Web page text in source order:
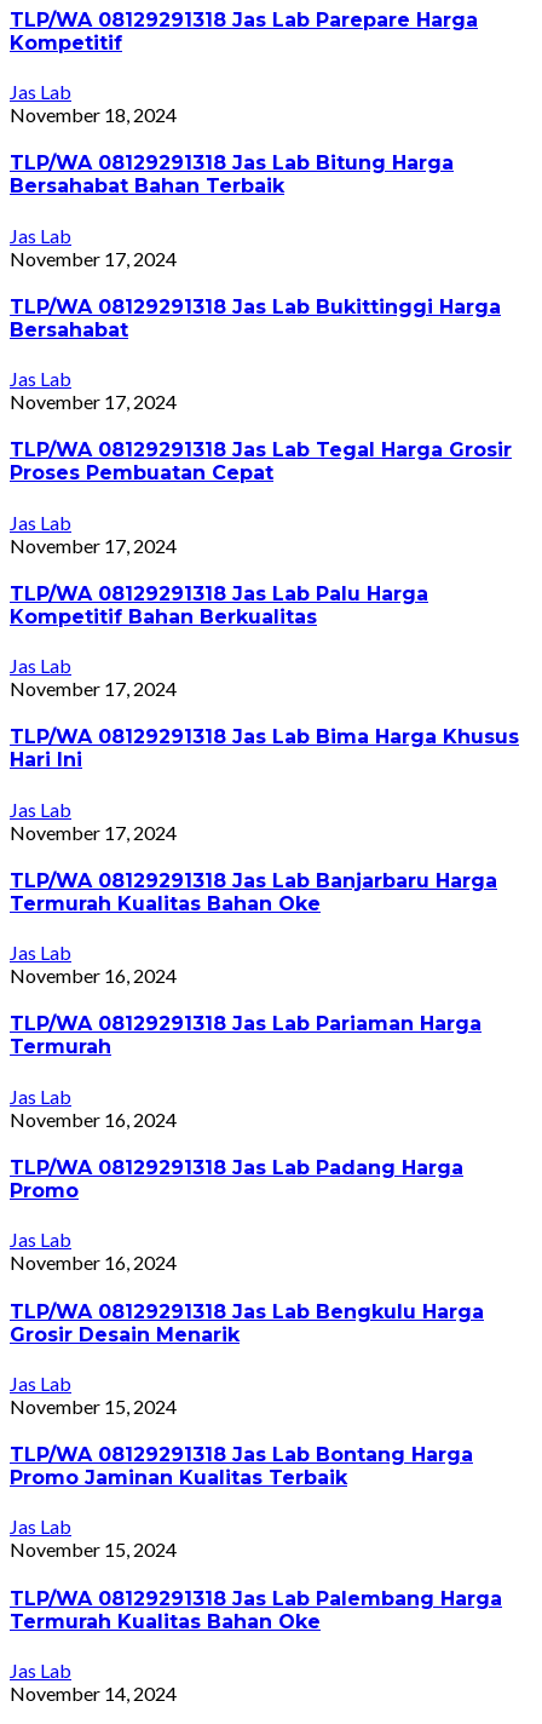
TLP/WA 08129291318 Jas Lab Parepare Harga
Kompetitif
Jas Lab
November 18, 2024
TLP/WA 08129291318 Jas Lab Bitung Harga
Bersahabat Bahan Terbaik
Jas Lab
November 17, 2024
TLP/WA 08129291318 Jas Lab Bukittinggi Harga
Bersahabat
Jas Lab
November 17, 2024
TLP/WA 08129291318 Jas Lab Tegal Harga Grosir
Proses Pembuatan Cepat
Jas Lab
November 17, 2024
TLP/WA 08129291318 Jas Lab Palu Harga
Kompetitif Bahan Berkualitas
Jas Lab
November 17, 2024
TLP/WA 08129291318 Jas Lab Bima Harga Khusus
Hari Ini
Jas Lab
November 17, 2024
TLP/WA 08129291318 Jas Lab Banjarbaru Harga
Termurah Kualitas Bahan Oke
Jas Lab
November 16, 2024
TLP/WA 08129291318 Jas Lab Pariaman Harga
Termurah
Jas Lab
November 16, 2024
TLP/WA 08129291318 Jas Lab Padang Harga
Promo
Jas Lab
November 16, 2024
TLP/WA 08129291318 Jas Lab Bengkulu Harga
Grosir Desain Menarik
Jas Lab
November 15, 2024
TLP/WA 08129291318 Jas Lab Bontang Harga
Promo Jaminan Kualitas Terbaik
Jas Lab
November 15, 2024
TLP/WA 08129291318 Jas Lab Palembang Harga
Termurah Kualitas Bahan Oke
Jas Lab
November 14, 2024